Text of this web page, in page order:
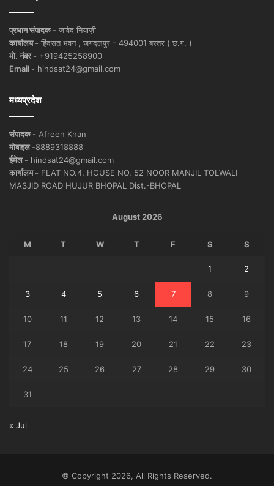
प्रधान संपादक - जावेद नियाज़ी
कार्यालय - हिंदसत भवन , जगदलपुर - 494001 बस्तर ( छ.ग. )
मो. नंबर - +919425258900
Email - hindsat24@gmail.com
मध्यप्रदेश
संपादक - Afreen Khan
मोबाइल -8889318888
ईमेल - hindsat24@gmail.com
कार्यालय - FLAT NO.4, HOUSE NO. 52 NOOR MANJIL TOLWALI
MASJID ROAD HUJUR BHOPAL Dist.-BHOPAL
August 2026
M T W T F S S
1 2
3 4 5 6 7 8 9
10 11 12 13 14 15 16
17 18 19 20 21 22 23
24 25 26 27 28 29 30
31
« Jul
© Copyright 2026, All Rights Reserved.